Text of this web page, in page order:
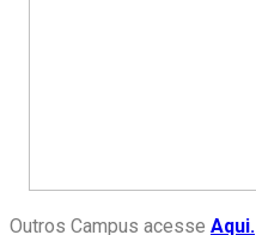
Outros Campus acesse Aqui.